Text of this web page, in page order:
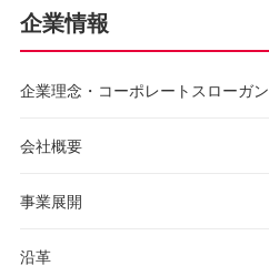
企業情報
企業理念・ コーポレートスローガン
会社概要
事業展開
沿革